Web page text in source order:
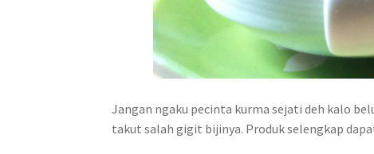
Jangan ngaku pecinta kurma sejati deh kalo
takut salah gigit bijinya. Produk selengkap